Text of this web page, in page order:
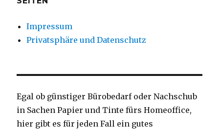
Impressum
Privatsphäre und Datenschutz
Egal ob günstiger Bürobedarf oder Nachschub
in Sachen Papier und Tinte fürs Homeoffice,
hier gibt es für jeden Fall ein gutes